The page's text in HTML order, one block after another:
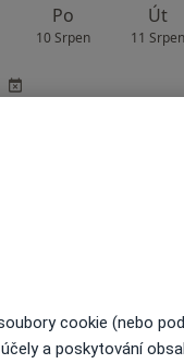
Po
10 Srpen
Út
11 Srpen
10 Srpen 11
cookie (nebo
a poskytování